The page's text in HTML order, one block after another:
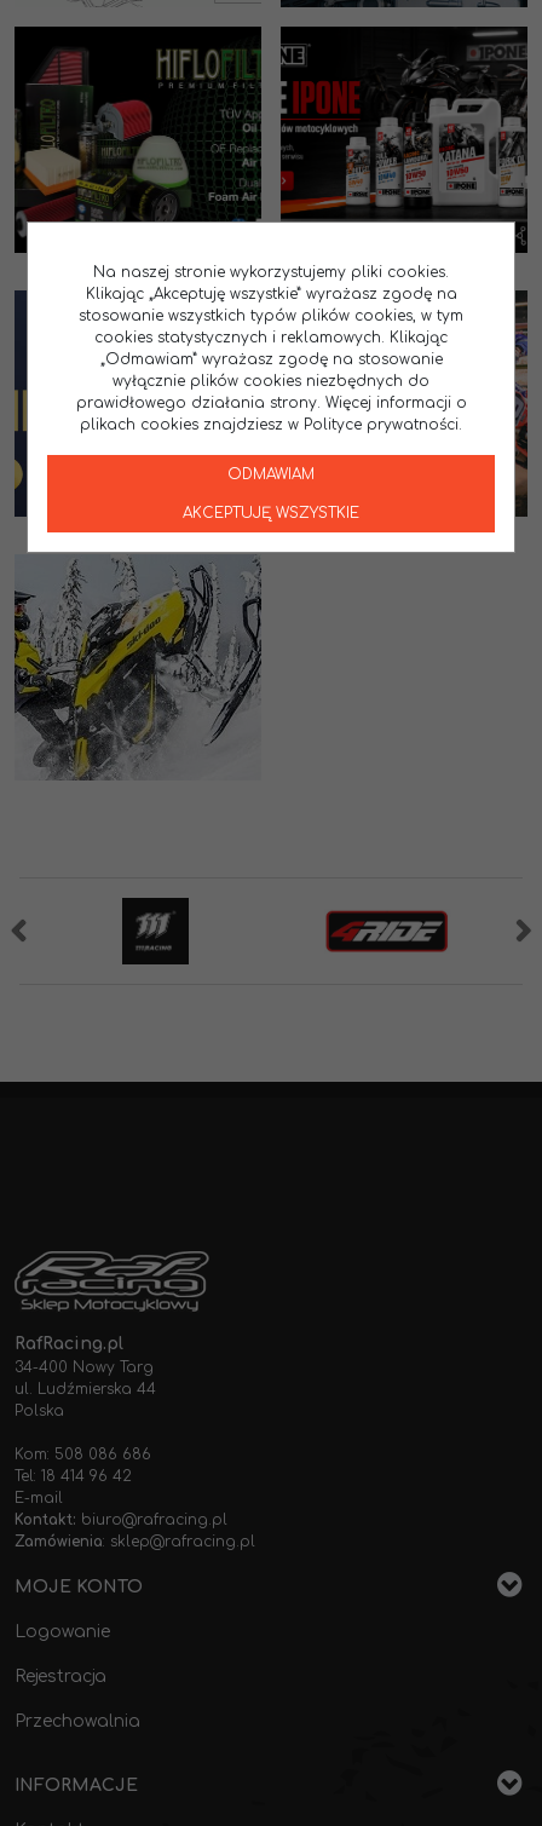
RafRacing.pl
34-400 Nowy Targ
ul. Ludźmierska 44
Polska
Kom: 508 086 686
Tel: 18 414 96 42
E-mail
Kontakt: biuro@rafracing.pl
Zamówienia: sklep@rafracing.pl
MOJE KONTO
Logowanie
Rejestracja
Przechowalnia
INFORMACJE
Na naszej stronie wykorzystujemy pliki cookies.
Klikając „Akceptuję wszystkie” wyrażasz zgodę na
stosowanie wszystkich typów plików cookies, w tym
cookies statystycznych i reklamowych. Klikając
„Odmawiam” wyrażasz zgodę na stosowanie
wyłącznie plików cookies niezbędnych do
prawidłowego działania strony. Więcej informacji o
plikach cookies znajdziesz w Polityce prywatności.
ODMAWIAM
AKCEPTUJĘ WSZYSTKIE